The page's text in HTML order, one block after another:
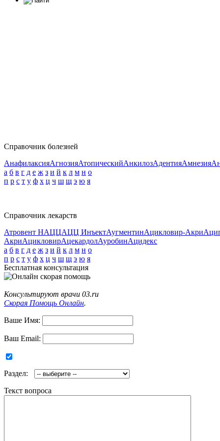
Справочник болезней
АнафилаксияАгнозияАтопическийАнкилозАдентияАмнезия
а б в г д е ж з и й к л м н о
п р с т у ф х ц ч ш щ э ю я
Справочник лекарств
Атровент НАЦЦАЦЦ ИнъектАугментинАцикловир-Акри
АкриАцикловирАцекардолАуробинАцидекс
а б в г д е ж з и й к л м н о
п р с т у ф х ц ч ш щ э ю я
Бесплатная консультация
Консультируют врачи 03.ru
Скорая Помощь Онлайн.
Ваше Имя:
Ваш Email:
Раздел:
Текст вопроса